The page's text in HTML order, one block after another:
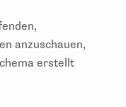
anzuschauen,
erstellt